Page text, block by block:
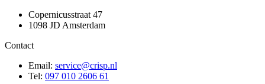
Copernicusstraat 47
1098 JD Amsterdam
Contact
Email: service@crisp.nl
Tel: 097 010 2606 61